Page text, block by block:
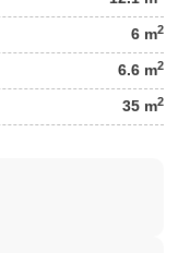
6 m2
6.6 m2
35 m2